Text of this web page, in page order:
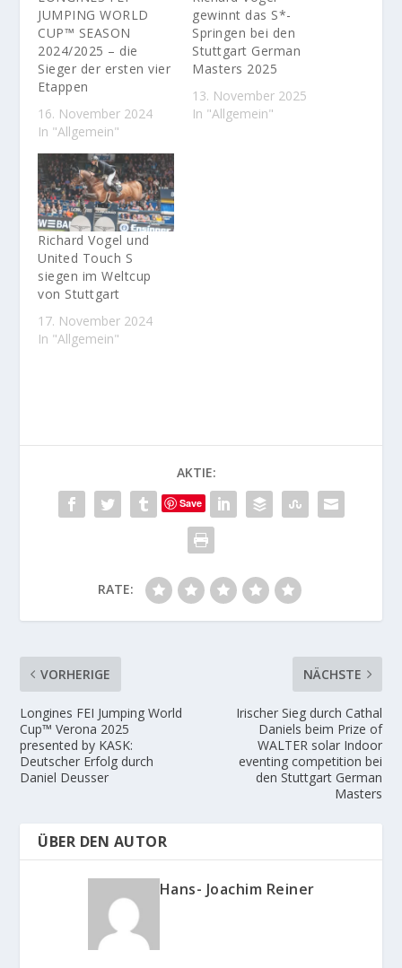
JUMPING WORLD
CUP™ SEASON
2024/2025 – die
Sieger der ersten vier
Etappen
16. November 2024
In "Allgemein"
gewinnt das S*-
Springen bei den
Stuttgart German
Masters 2025
13. November 2025
In "Allgemein"
Richard Vogel und
United Touch S
siegen im Weltcup
von Stuttgart
17. November 2024
In "Allgemein"
AKTIE:
Save
RATE:
VORHERIGE
Longines FEI Jumping World
Cup™ Verona 2025
presented by KASK:
Deutscher Erfolg durch
Daniel Deusser
NÄCHSTE
Irischer Sieg durch Cathal
Daniels beim Prize of
WALTER solar Indoor
eventing competition bei
den Stuttgart German
Masters
ÜBER DEN AUTOR
Hans- Joachim Reiner